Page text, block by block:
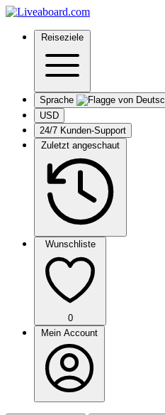
Reiseziele
Sprache
USD
24/7 Kunden-Support
Zuletzt angeschaut
Wunschliste
0
Mein Account